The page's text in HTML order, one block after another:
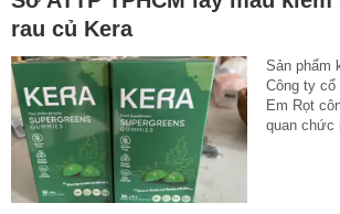
rau củ Kera
Sản phẩm
Công ty cổ
Em Rọt
quan chức